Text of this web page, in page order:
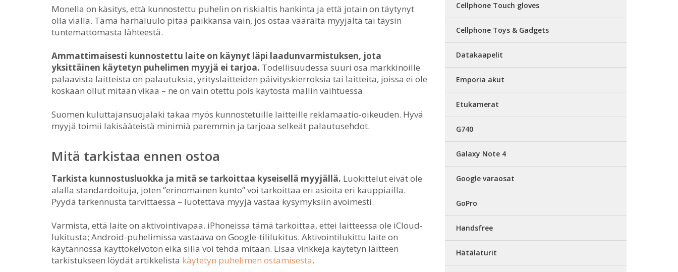
Monella on käsitys, että kunnostettu puhelin on riskialtis hankinta ja että jotain on täytynyt
olla vialla. Tämä harhaluulo pitää paikkansa vain, jos ostaa väärältä myyjältä tai täysin
tuntemattomasta lähteestä.
Ammattimaisesti kunnostettu laite on käynyt läpi laadunvarmistuksen, jota
yksittäinen käytetyn puhelimen myyjä ei tarjoa. Todellisuudessa suuri osa markkinoille
palaavista laitteista on palautuksia, yrityslaitteiden päivityskierroksia tai laitteita, joissa ei ole
koskaan ollut mitään vikaa – ne on vain otettu pois käytöstä mallin vaihtuessa.
Suomen kuluttajansuojalaki takaa myös kunnostetuille laitteille reklamaatio-oikeuden. Hyvä
myyjä toimii lakisääteistä minimiä paremmin ja tarjoaa selkeät palautusehdot.
Mitä tarkistaa ennen ostoa
Tarkista kunnostusluokka ja mitä se tarkoittaa kyseisellä myyjällä. Luokittelut eivät ole
alalla standardoituja, joten ”erinomainen kunto” voi tarkoittaa eri asioita eri kauppiailla.
Pyydä tarkennusta tarvittaessa – luotettava myyjä vastaa kysymyksiin avoimesti.
Varmista, että laite on aktivointivapaa. iPhoneissa tämä tarkoittaa, ettei laitteessa ole iCloud-
lukitusta; Android-puhelimissa vastaava on Google-tililukitus. Aktivointilukittu laite on
käytännössä käyttökelvoton eikä sillä voi tehdä mitään. Lisää vinkkejä käytetyn laitteen
tarkistukseen löydät artikkelista käytetyn puhelimen ostamisesta.
Cellphone Touch gloves
Cellphone Toys & Gadgets
Datakaapelit
Emporia akut
Etukamerat
G740
Galaxy Note 4
Google varaosat
GoPro
Handsfree
Hätälaturit